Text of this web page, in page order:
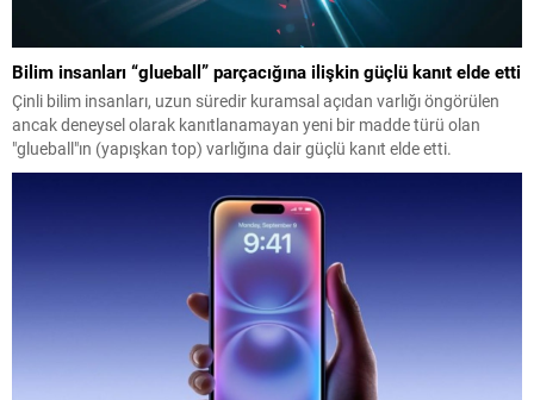
Bilim insanları “glueball” parçacığına ilişkin güçlü kanıt elde etti
Çinli bilim insanları, uzun süredir kuramsal açıdan varlığı öngörülen
ancak deneysel olarak kanıtlanamayan yeni bir madde türü olan
"glueball"ın (yapışkan top) varlığına dair güçlü kanıt elde etti.